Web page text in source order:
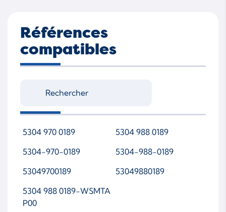
Références
compatibles
5304 970 0189
5304 988 0189
5304-970-0189
5304-988-0189
53049700189
53049880189
5304 988 0189-WSMTA
P00